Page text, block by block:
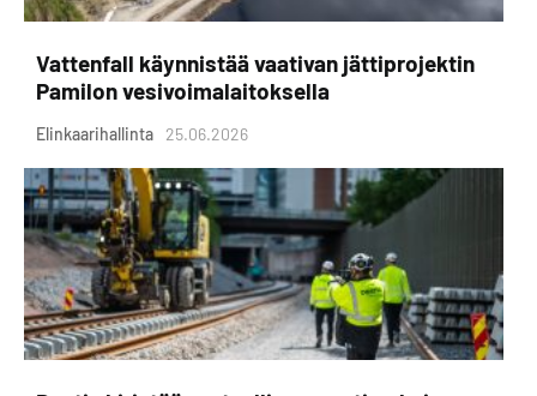
Vattenfall käynnistää vaativan jättiprojektin
Pamilon vesivoimalaitoksella
Elinkaarihallinta 25.06.2026